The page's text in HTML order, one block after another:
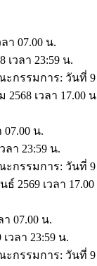
า 07.00 น.
วลา 23:59 น.
รรมการ: วันที่ 9
เวลา 17.00
น.
า 23:59 น.
รรมการ: วันที่ 9
เวลา
07.00 น.
วลา 23:59 น.
รรมการ: วันที่ 9